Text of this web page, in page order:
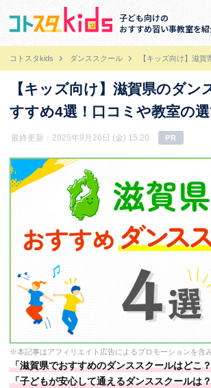
子ども向けの
おすすめ習い事教室を紹
コトスタkids ダンススクール 【キッズ向け】滋
【キッズ向け】滋賀県のダン
すすめ4選！口コミや教室の
最終更新：2025年9月26日 (金) 15:20 PR
※本記事はアフィリエイト広告によるプロモーションを含
「滋賀県でおすすめのダンススクールはどこ
「子どもが安心して通えるダンススクールは